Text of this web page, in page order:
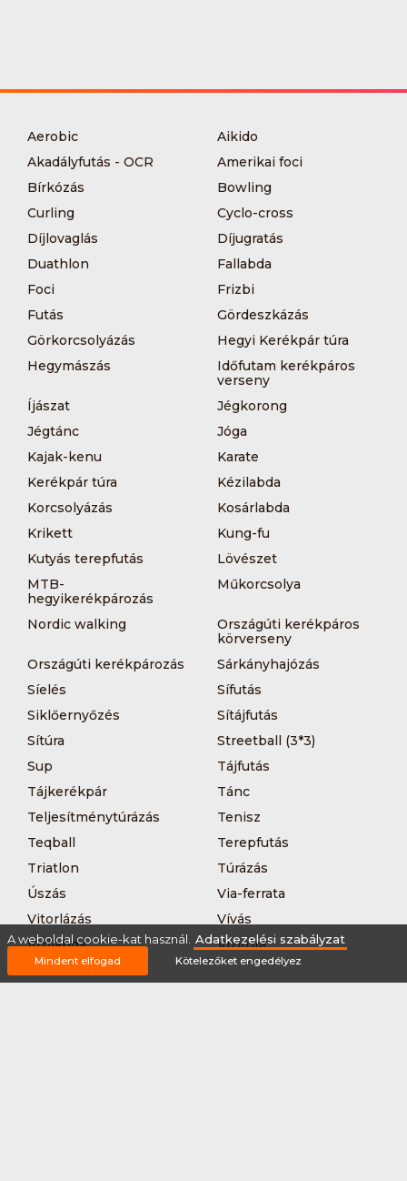
Aerobic
Aikido
Akadályfutás - OCR
Amerikai foci
Bírkózás
Bowling
Curling
Cyclo-cross
Díjlovaglás
Díjugratás
Duathlon
Fallabda
Foci
Frizbi
Futás
Gördeszkázás
Görkorcsolyázás
Hegyi Kerékpár túra
Hegymászás
Időfutam kerékpáros
verseny
Íjászat
Jégkorong
Jégtánc
Jóga
Kajak-kenu
Karate
Kerékpár túra
Kézilabda
Korcsolyázás
Kosárlabda
Krikett
Kung-fu
Kutyás terepfutás
Lövészet
MTB-
hegyikerékpározás
Műkorcsolya
Nordic walking
Országúti kerékpáros
körverseny
Országúti kerékpározás
Sárkányhajózás
Síelés
Sífutás
Siklőernyőzés
Sítájfutás
Sítúra
Streetball (3*3)
Sup
Tájfutás
Tájkerékpár
Tánc
Teljesítménytúrázás
Tenisz
Teqball
Terepfutás
Triatlon
Túrázás
Úszás
Via-ferrata
Vitorlázás
Vívás
Vizilabda
Vizitúra
Wakeboard
A weboldal cookie-kat használ. Adatkezelési szabályzat
Mindent elfogad Kötelezőket engedélyez